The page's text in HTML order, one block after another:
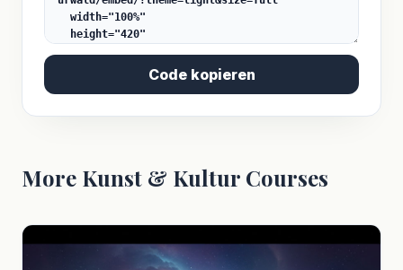
Code kopieren
More Kunst & Kultur Courses